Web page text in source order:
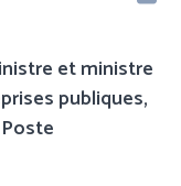
et ministre
publiques,